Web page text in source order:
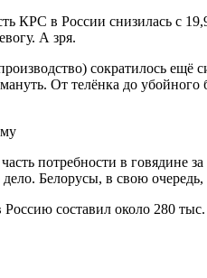
КРС в России снизилась с
А зря.
сократилось
От телёнка до
потребности в говядине
дело. Белорусы, в свою
составил около 280